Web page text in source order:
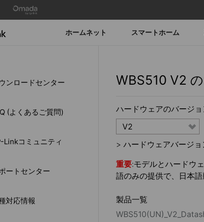
Smart ホームネット スマートホーム
ンロードセンター
(よくあるご質問)
Linkコミュニティ
ートセンター
対応情報
WBS510 V2
ハードウェアのバージ
V2
> ハードウェアバージ
重要:モデルとハードウ
語のみの提供で、日本語
製品一覧